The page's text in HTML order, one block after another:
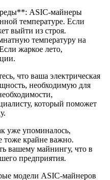
ASIC-майнеры
температуре. Если
выйти из строя.
температуру на
жаркое лето,
что ваша электрическая
необходимую для
который поможет
уже упоминалось,
тоже крайне важно.
вашему майнингу, что в
предприятия.
модели ASIC-майнеров